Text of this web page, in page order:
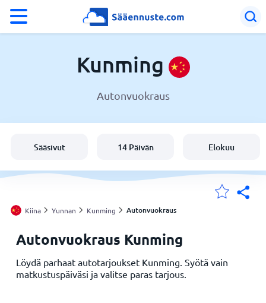
Suomi
Sijaintini
Koti
Kunming
Autonvuokraus
Sääsivut 14 Päivän Elokuu
Kiina Yunnan Kunming Autonvuokraus
Autonvuokraus Kunming
Löydä parhaat autotarjoukset Kunming. Syötä vain
matkustuspäiväsi ja valitse paras tarjous.